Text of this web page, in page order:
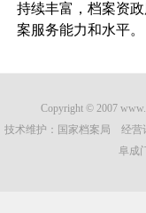
持续丰富，档案资
案服务能力和水平。
Copyright © 2007
技术维护：国家档案局 经营
阜成